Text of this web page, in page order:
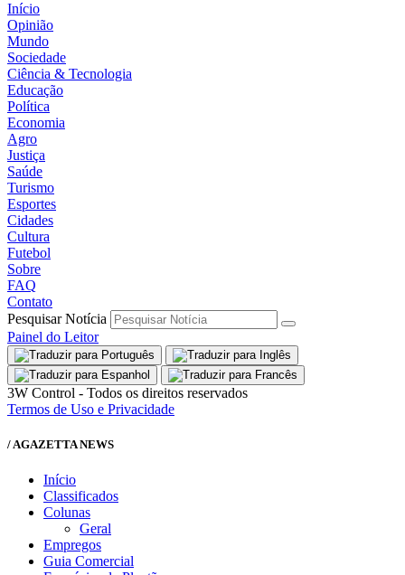
Início
Opinião
Mundo
Sociedade
Ciência & Tecnologia
Educação
Política
Economia
Agro
Justiça
Saúde
Turismo
Esportes
Cidades
Cultura
Futebol
Sobre
FAQ
Contato
Pesquisar Notícia
Painel do Leitor
3W Control - Todos os direitos reservados
Termos de Uso e Privacidade
/ AGAZETTA NEWS
Início
Classificados
Colunas
Geral
Empregos
Guia Comercial